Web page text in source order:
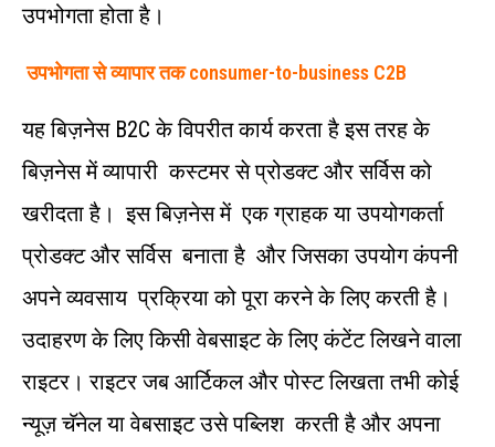
उपभोगता होता है।
उपभोगता से व्यापार तक consumer-to-business C2B
यह बिज़नेस B2C के विपरीत कार्य करता है इस तरह के
बिज़नेस में व्यापारी कस्टमर से प्रोडक्ट और सर्विस को
खरीदता है। इस बिज़नेस में एक ग्राहक या उपयोगकर्ता
प्रोडक्ट और सर्विस बनाता है और जिसका उपयोग कंपनी
अपने व्यवसाय प्रक्रिया को पूरा करने के लिए करती है।
उदाहरण के लिए किसी वेबसाइट के लिए कंटेंट लिखने वाला
राइटर। राइटर जब आर्टिकल और पोस्ट लिखता तभी कोई
न्यूज़ चॅनेल या वेबसाइट उसे पब्लिश करती है और अपना